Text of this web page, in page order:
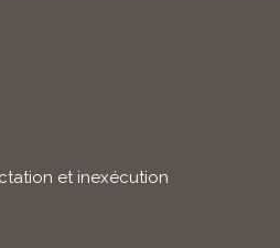
et inexécution